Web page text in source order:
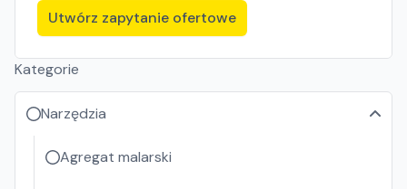
Utwórz zapytanie ofertowe
Kategorie
Narzędzia
Agregat malarski